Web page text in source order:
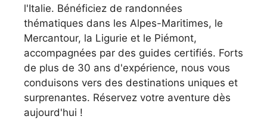
l'Italie. Bénéficiez de randonnées
thématiques dans les Alpes-Maritimes, le
Mercantour, la Ligurie et le Piémont,
accompagnées par des guides certifiés. Forts
de plus de 30 ans d'expérience, nous vous
conduisons vers des destinations uniques et
surprenantes. Réservez votre aventure dès
aujourd'hui !